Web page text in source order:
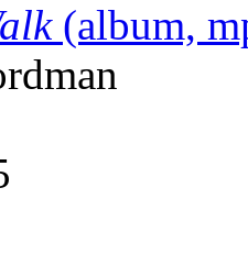
(album,